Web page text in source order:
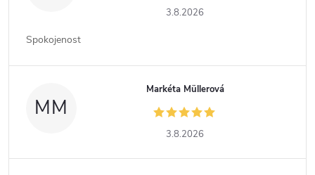
3.8.2026
Spokojenost
MM
Markéta Müllerová
3.8.2026